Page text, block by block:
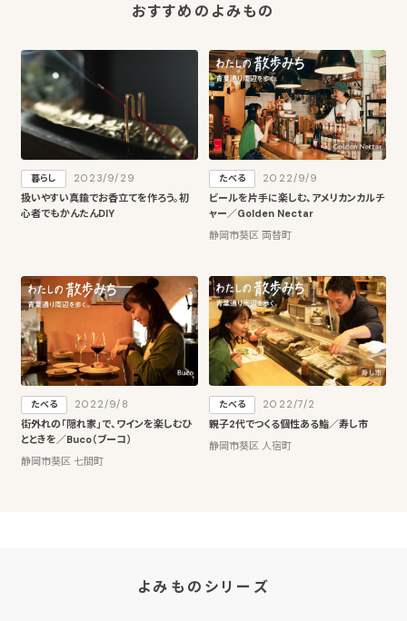
おすすめのよみもの
暮らし
2023/9/29
扱いやすい真鍮でお香立てを作ろう。初
心者でもかんたんDIY
たべる
2022/9/9
ビールを片手に楽しむ、アメリカンカルチ
ャー／Golden Nectar
静岡市葵区 両替町
たべる
2022/9/8
街外れの「隠れ家」で、ワインを楽しむひ
とときを／Buco（ブーコ）
静岡市葵区 七間町
たべる
2022/7/2
親子2代でつくる個性ある鮨／寿し市
静岡市葵区 人宿町
よみものシリーズ